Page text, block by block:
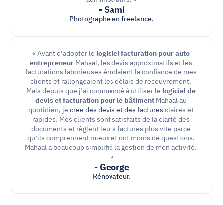
- Sami
Photographe en freelance.
« Avant d’adopter le logiciel facturation pour auto
entrepreneur Mahaal, les devis approximatifs et les
facturations laborieuses érodaient la confiance de mes
clients et rallongeaient les délais de recouvrement.
Mais depuis que j’ai commencé à utiliser le logiciel de
devis et facturation pour le bâtiment Mahaal au
quotidien, je crée des devis et des factures claires et
rapides. Mes clients sont satisfaits de la clarté des
documents et règlent leurs factures plus vite parce
qu’ils comprennent mieux et ont moins de questions.
Mahaal a beaucoup simplifié la gestion de mon activité.
»
- George
Rénovateur.